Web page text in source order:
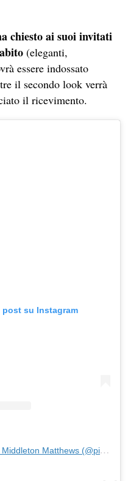
chiesto ai suoi invitati
(eleganti,
essere indossato
il secondo look verrà
il ricevimento.
su Instagram
(@pippa.middleton.matthews)